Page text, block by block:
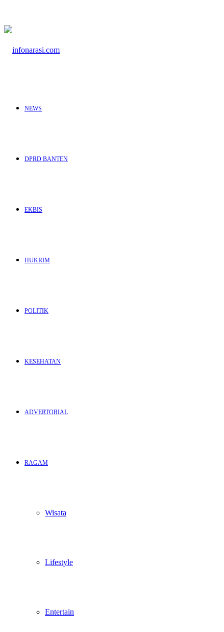
NEWS
DPRD BANTEN
EKBIS
HUKRIM
POLITIK
KESEHATAN
ADVERTORIAL
RAGAM
Wisata
Lifestyle
Entertain